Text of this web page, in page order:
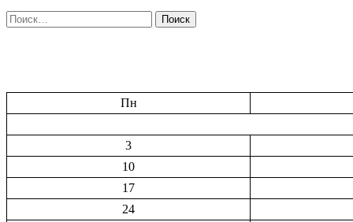
Найти:
Пн
3
10
17
24